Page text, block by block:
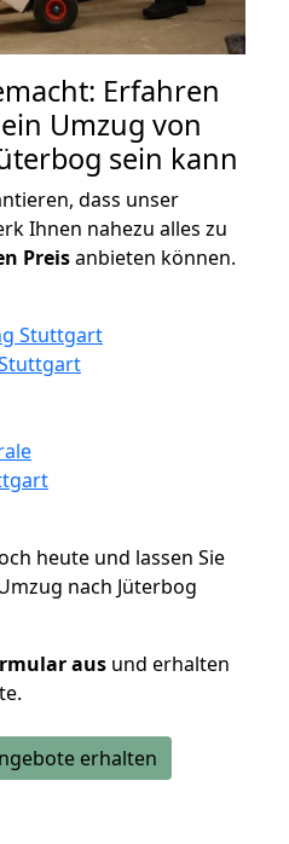
Erfahren
Umzug von
sein kann
dass unser
Ihnen nahezu alles zu
Preisanbieten können.
Stuttgart
heute und lassen Sie
nach Jüterbog
aus und erhalten
erhalten